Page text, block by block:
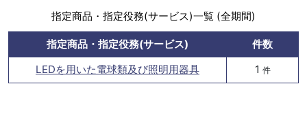
指定商品・指定役務(サービス)一覧 (全期間)
指定商品・指定役務(サービス)
件数
LEDを用いた電球類及び照明用器具
1 件